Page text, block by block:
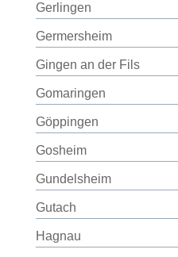
Gerlingen
Germersheim
Gingen an der Fils
Gomaringen
Göppingen
Gosheim
Gundelsheim
Gutach
Hagnau